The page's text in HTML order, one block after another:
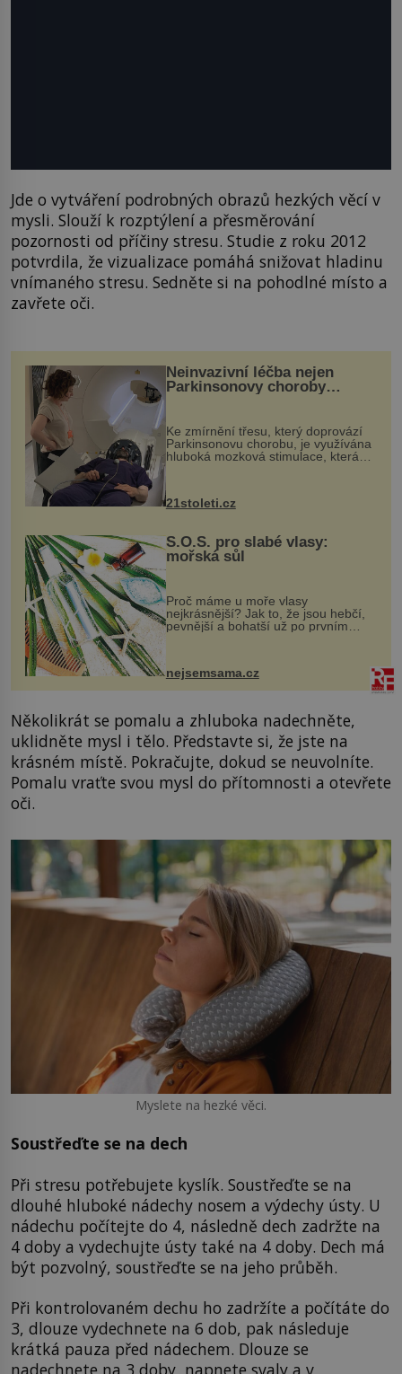
Jde o vytváření podrobných obrazů hezkých věcí v
mysli. Slouží k rozptýlení a přesměrování
pozornosti od příčiny stresu. Studie z roku 2012
potvrdila, že vizualizace pomáhá snižovat hladinu
vnímaného stresu. Sedněte si na pohodlné místo a
zavřete oči.
Neinvazivní léčba nejen
Parkinsonovy choroby
Ke zmírnění třesu, který doprovází
Parkinsonovu chorobu, je využívána
hluboká mozková stimulace, která
však vyžaduje vysoce invazivní
zákrok. Ultrazvuk zase není vhodný
k dostatečně přesnému zacílení ...
21stoleti.cz
S.O.S. pro slabé vlasy:
mořská sůl
Proč máme u moře vlasy
nejkrásnější? Jak to, že jsou hebčí,
pevnější a bohatší už po prvním
vlasy. ...
nejsemsama.cz
Několikrát se pomalu a zhluboka nadechněte,
uklidněte mysl i tělo. Představte si, že jste na
krásném místě. Pokračujte, dokud se neuvolníte.
Pomalu vraťte svou mysl do přítomnosti a otevřete
oči.
Myslete na hezké věci.
Soustřeďte se na dech
Při stresu potřebujete kyslík. Soustřeďte se na
dlouhé hluboké nádechy nosem a výdechy ústy. U
nádechu počítejte do 4, následně dech zadržte na
4 doby a vydechujte ústy také na 4 doby. Dech má
být pozvolný, soustřeďte se na jeho průběh.
Při kontrolovaném dechu ho zadržíte a počítáte do
3, dlouze vydechnete na 6 dob, pak následuje
krátká pauza před nádechem. Dlouze se
nadechnete na 3 doby, napnete svaly a v